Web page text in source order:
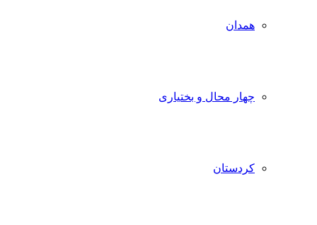
همدان
چهار محال و بختیاری
کردستان